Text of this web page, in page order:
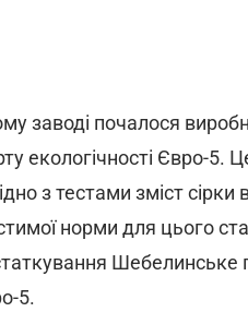
заводі почалося
екологічності Євро-5.
з тестами зміст
норми для цього
5.